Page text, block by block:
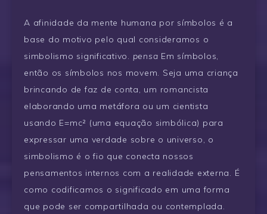
A afinidade da mente humana por símbolos é a
base do motivo pelo qual consideramos o
simbolismo significativo. pensa Em símbolos,
então os símbolos nos movem. Seja uma criança
brincando de faz de conta, um romancista
elaborando uma metáfora ou um cientista
usando E=mc² (uma equação simbólica) para
expressar uma verdade sobre o universo, o
simbolismo é o fio que conecta nossos
pensamentos internos com a realidade externa. É
como codificamos o significado em uma forma
que pode ser compartilhada ou contemplada.